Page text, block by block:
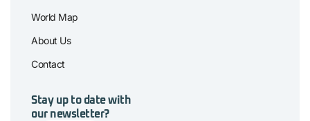
World Map
About Us
Contact
Stay up to date with
our newsletter?